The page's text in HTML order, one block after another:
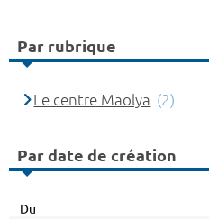
Par rubrique
Le centre Maolya (2)
Par date de création
Du